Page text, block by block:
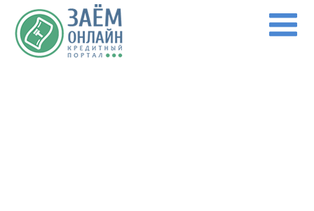
Перейти к основному содержанию